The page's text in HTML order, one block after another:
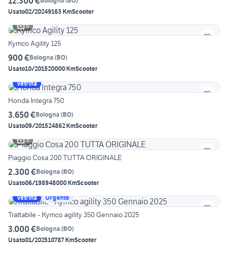
Usato02/20249163 KmScooter
6
Kymco Agility 125
900 €Bologna (BO)
Usato10/201520000 KmScooter
Vetrina
Honda Integra 750
3.650 €Bologna (BO)
Usato09/201524862 KmScooter
5
Piaggio Cosa 200 TUTTA ORIGINALE
2.300 €Bologna (BO)
Usato06/198948000 KmScooter
Vetrina
Urgente
Trattabile - Kymco agility 350 Gennaio 2025
3.000 €Bologna (BO)
Usato01/202510787 KmScooter